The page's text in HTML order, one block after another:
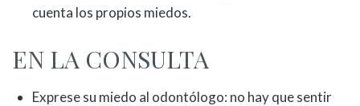
cuenta los propios miedos.
EN LA CONSULTA
Exprese su miedo al odontólogo: no hay que sentir